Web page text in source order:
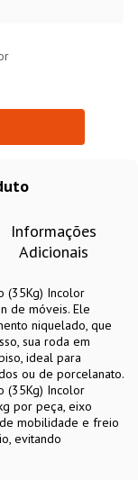
Informações
Adicionais
(35Kg) Incolor
de móveis. Ele
niquelado, que
sua roda em
ideal para
ou de porcelanato.
(35Kg) Incolor
por peça, eixo
mobilidade e freio
evitando